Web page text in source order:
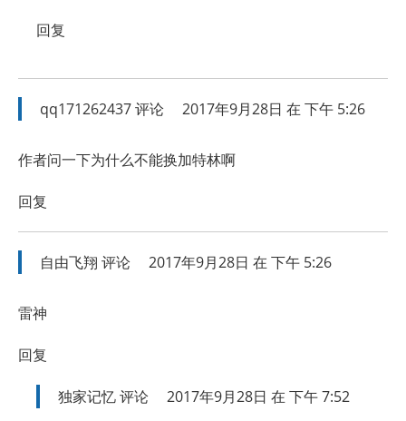
回复
qq171262437评论 2017年9月28日 在 下午 5:26
作者问一下为什么不能换加特林啊
回复
自由飞翔 评论 2017年9月28日 在 下午 5:26
雷神
回复
独家记忆评论 2017年9月28日 在 下午 7:52